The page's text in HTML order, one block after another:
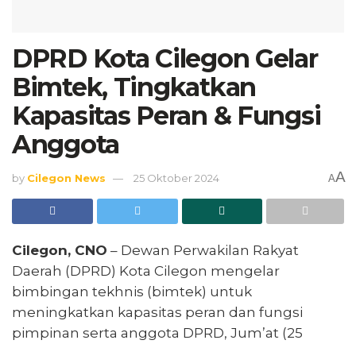
DPRD Kota Cilegon Gelar
Bimtek, Tingkatkan
Kapasitas Peran & Fungsi
Anggota
by Cilegon News 25 Oktober 2024 AA
Cilegon, CNO – Dewan Perwakilan Rakyat
Daerah (DPRD) Kota Cilegon mengelar
bimbingan tekhnis (bimtek) untuk
meningkatkan kapasitas peran dan fungsi
pimpinan serta anggota DPRD, Jum’at (25